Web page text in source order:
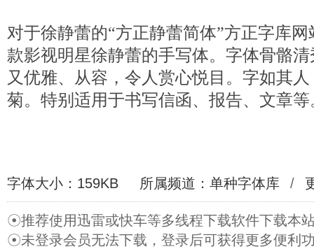
对于徐静蕾的“方正静蕾简体”方正字库
款影视明星徐静蕾的手写体。字体骨骼
又优雅、从容，令人赏心悦目。字如其
菊。特别适用于书写信函、报告、文章
字体大小：159KB 所属频道： 单种字体库 /
☉推荐使用迅雷或快车等多线程下载软件下载本
☉未登录会员无法下载，登录后可获得更多便利